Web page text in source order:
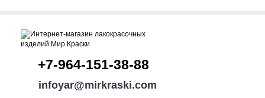
+7-964-151-38-88
infoyar@mirkraski.com